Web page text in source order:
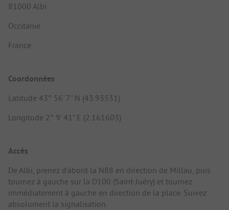
81000 Albi
Occitanie
France
Coordonnées
Latitude 43° 56' 7" N (43.93531)
Longitude 2° 9' 41" E (2.161603)
Accès
De Albi, prenez d'abord la N88 en direction de Millau, puis
tournez à gauche sur la D100 (Saint-Juéry) et tournez
immédiatement à gauche en direction de la place. Suivez
absolument la signalisation.